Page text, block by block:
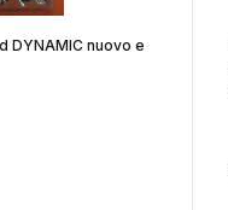
DYNAMIC nuovo e